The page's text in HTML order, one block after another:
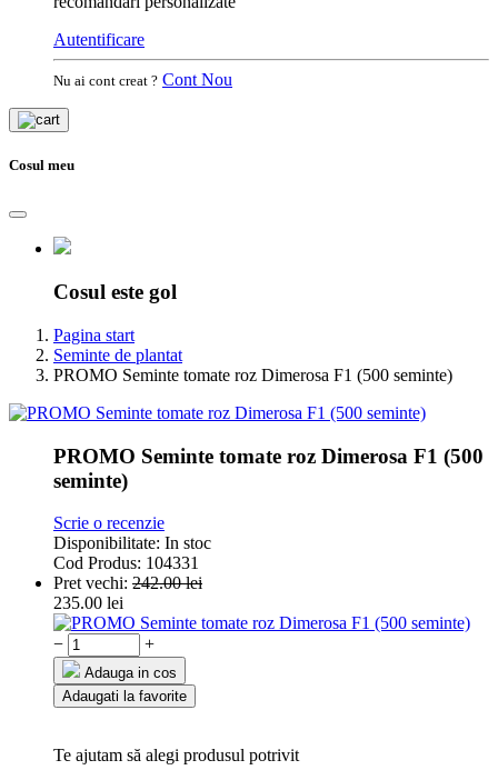
Autentificare
Nu ai cont creat ? Cont Nou
Cosul meu
Cosul este gol
Pagina start
Seminte de plantat
PROMO Seminte tomate roz Dimerosa F1 (500 seminte)
PROMO Seminte tomate roz Dimerosa F1 (500
seminte)
Scrie o recenzie
Disponibilitate: In stoc
Cod Produs: 104331
Pret vechi: 242.00 lei
235.00 lei
− +
Adauga in cos
Adaugati la favorite
Te ajutam să alegi produsul potrivit